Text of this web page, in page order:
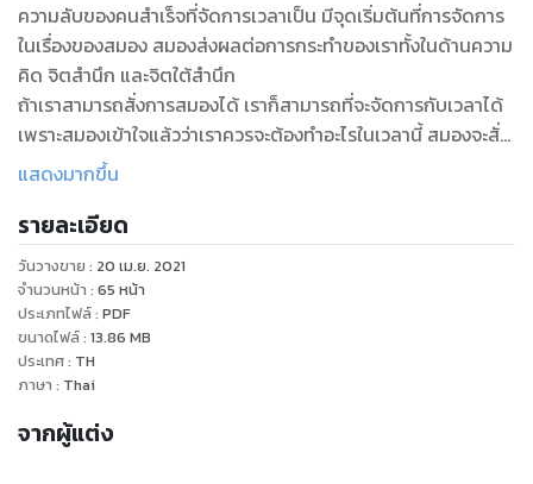
ความลับของคนสำเร็จที่จัดการเวลาเป็น มีจุดเริ่มต้นที่การจัดการ
ในเรื่องของสมอง สมองส่งผลต่อการกระทำของเราทั้งในด้านความ
คิด จิตสำนึก และจิตใต้สำนึก
ถ้าเราสามารถสั่งการสมองได้ เราก็สามารถที่จะจัดการกับเวลาได้
เพราะสมองเข้าใจแล้วว่าเราควรจะต้องทำอะไรในเวลานี้ สมองจะสั่ง
การเคลื่อนไหวของร่างกายให้เป็นไปตามที่ใจคิด โดยเฉพาะการ
ในชีวิตของเรา เพราะสมองกำหนดทุกสิ่งทุกอย่างทั้งในเรื่อง การ
แสดงมากขึ้น
รายละเอียด
วันวางขาย : 20 เม.ย. 2021
จำนวนหน้า : 65 หน้า
ประเภทไฟล์: PDF
ขนาดไฟล์: 13.86 MB
ประเทศ: TH
ภาษา : Thai
จากผู้แต่ง